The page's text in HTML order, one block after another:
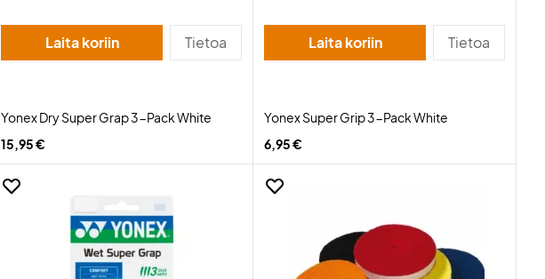
Laita koriin Tietoa
Yonex Dry Super Grap 3-Pack White
15,95 €
Laita koriin Tietoa
Yonex Super Grip 3-Pack White
6,95 €